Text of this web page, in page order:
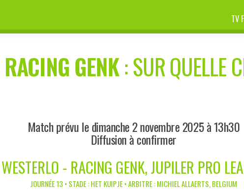
TV
RACING GENK: SUR QUELLE
Match prévu le dimanche 2 novembre 2025 à 13h30
Diffusion à confirmer
WESTERLO - RACING GENK, JUPILER PRO
JOURNÉE 13 • STADE : HET KUIPJE • ARBITRE : MICHIEL ALLAERTS, BELGIUM